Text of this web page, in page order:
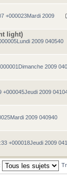
+000023Mardi 2009
light)
2009 040540
2009
+000045Jeudi 2009
2009 040940
+000018Jeudi 2009